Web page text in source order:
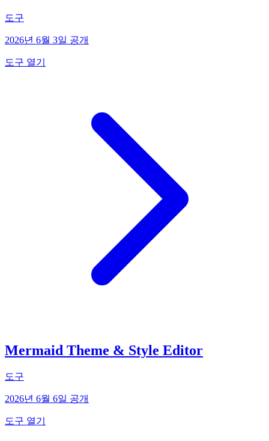
도구
2026년 6월 3일 공개
도구 열기
Mermaid Theme & Style Editor
도구
2026년 6월 6일 공개
도구 열기